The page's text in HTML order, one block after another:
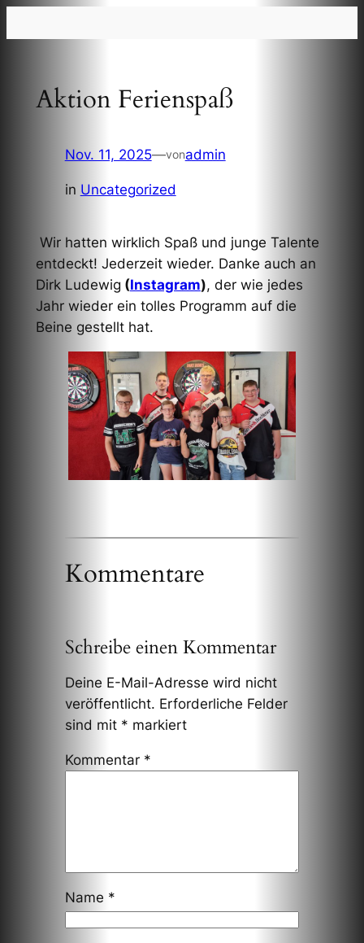
Inhalt
Aktion Ferienspaß
Nov. 11, 2025—vonadmin
in Uncategorized
Wir hatten wirklich Spaß und junge Talente
entdeckt! Jederzeit wieder. Danke auch an
Dirk Ludewig (Instagram), der wie jedes
Jahr wieder ein tolles Programm auf die
Beine gestellt hat.
Kommentare
Schreibe einen Kommentar
Deine E-Mail-Adresse wird nicht
veröffentlicht. Erforderliche Felder
sind mit * markiert
Kommentar *
Name *